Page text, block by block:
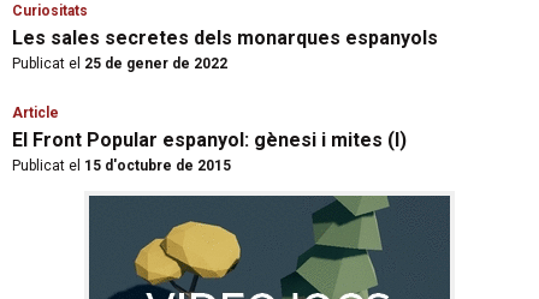
Curiositats
Les sales secretes dels monarques espanyols
Publicat el 25 de gener de 2022
Article
El Front Popular espanyol: gènesi i mites (I)
Publicat el 15 d'octubre de 2015